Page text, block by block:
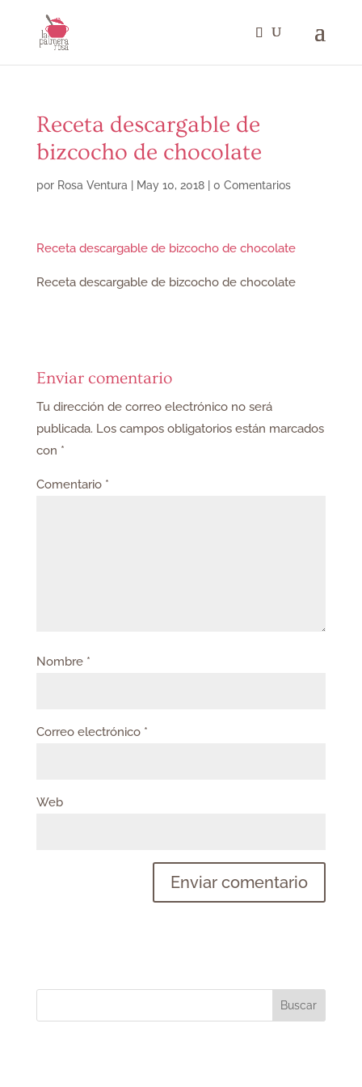
Receta descargable de
bizcocho de chocolate
por Rosa Ventura May 10, 2018| 0 Comentarios
Receta descargable de bizcocho de chocolate
Receta descargable de bizcocho de chocolate
Enviar comentario
Tu dirección de correo electrónico no será
publicada. Los campos obligatorios están marcados
con *
Comentario *
Nombre *
Correo electrónico *
Web
Buscar